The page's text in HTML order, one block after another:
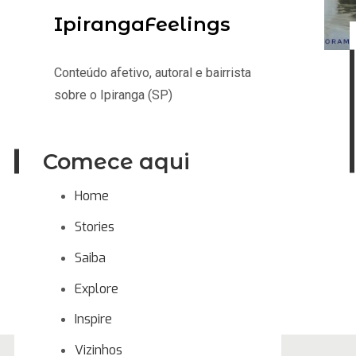
IpirangaFeelings
Conteúdo afetivo, autoral e bairrista
sobre o Ipiranga (SP)
Comece aqui
Home
Stories
Saiba
Explore
Inspire
Vizinhos